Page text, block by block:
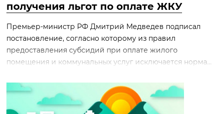
получения льгот по оплате ЖКУ
Премьер-министр РФ Дмитрий Медведев подписал
постановление, согласно которому из правил
предоставления субсидий при оплате жилого
помещения и коммунальных услуг исключается норма...